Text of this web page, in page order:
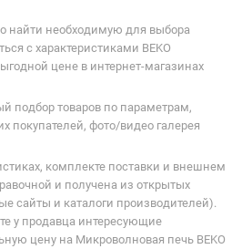
найти необходимую для выбора
с характеристиками BEKO
цене в интернет-магазинах
подбор товаров по параметрам,
покупателей, фото/видео галерея
комплекте поставки и внешнем
и получена из открытых
сайты и каталоги производителей).
у продавца интересующие
цену на Микроволновая печь BEKO